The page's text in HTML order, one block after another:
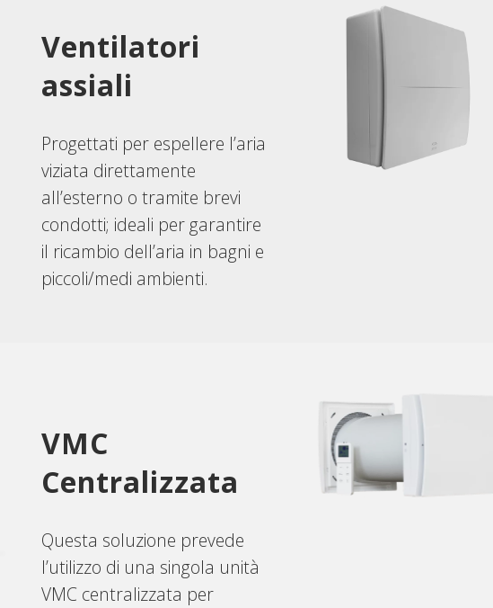
Ventilatori
assiali
Progettati per espellere l’aria
viziata direttamente
all’esterno o tramite brevi
condotti; ideali per garantire
il ricambio dell’aria in bagni e
piccoli/medi ambienti.
VMC
Centralizzata
Questa soluzione prevede
l’utilizzo di una singola unità
VMC centralizzata per